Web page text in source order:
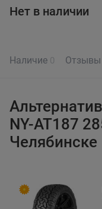
Нет в наличии
Наличие 0 Отзывы
NY-AT187
Челябинске